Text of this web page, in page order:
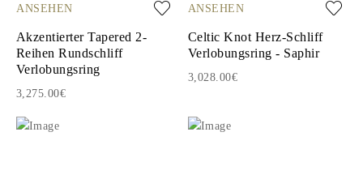
ANSEHEN
Akzentierter Tapered 2-
Reihen Rundschliff
Verlobungsring
3,275.00€
ANSEHEN
Celtic Knot Herz-Schliff
Verlobungsring - Saphir
3,028.00€